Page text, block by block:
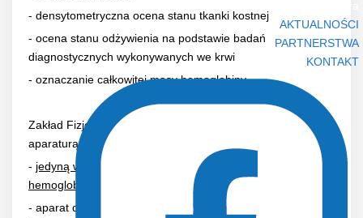
AKTUALNOŚCI
PARTNERSTWA
KONTAKT
- densytometryczna ocena stanu tkanki kostnej
- ocena stanu odżywienia na podstawie badań
diagnostycznych wykonywanych we krwi
- oznaczanie całkowitej masy hemoglobiny
Zakład Fizjologii Żywienia dysponuje nowoczesną
aparaturą badawczą do której zalicza się:
- jedyną w Polsce aparaturę do pomiaru całkowitej masy
hemoglobiny (tHbmass)
- aparat densytometryczny DXA GE Lunar Prodigy Pro,